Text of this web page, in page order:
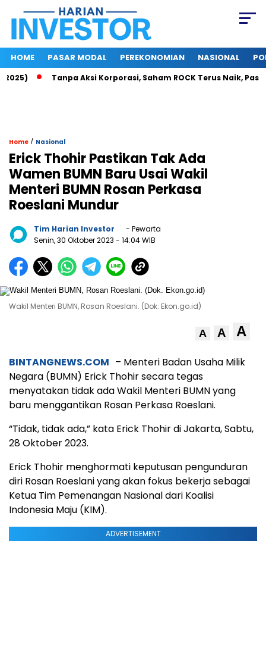
HOME PASAR MODAL PEREKONOMIAN NASIONAL
Tanpa Aksi Korporasi, Saham ROCK Terus Naik, Pasar
Home / Nasional
Erick Thohir Pastikan Tak Ada
Wamen BUMN Baru Usai Wakil
Menteri BUMN Rosan Perkasa
Roeslani Mundur
Tim Harian Investor
- Pewarta
Senin, 30 Oktober 2023 - 14:04 WIB
Wakil Menteri BUMN, Rosan Roeslani. (Dok. Ekon.go.id)
A A A
BINTANGNEWS.COM – Menteri Badan Usaha Milik
Negara (BUMN) Erick Thohir secara tegas
menyatakan tidak ada Wakil Menteri BUMN yang
baru menggantikan Rosan Perkasa Roeslani.
“Tidak, tidak ada,” kata Erick Thohir di Jakarta, Sabtu,
28 Oktober 2023.
Erick Thohir menghormati keputusan pengunduran
diri Rosan Roeslani yang akan fokus bekerja sebagai
Ketua Tim Pemenangan Nasional dari Koalisi
Indonesia Maju (KIM).
ADVERTISEMENT